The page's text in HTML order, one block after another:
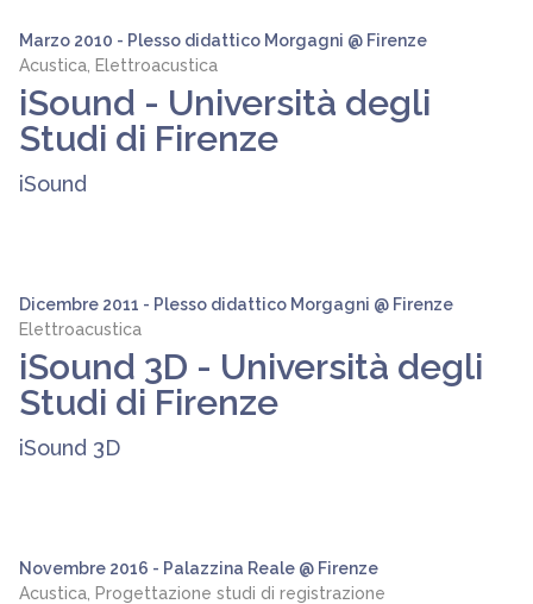
Marzo 2010 - Plesso didattico Morgagni @ Firenze
Acustica, Elettroacustica
iSound - Università degli
Studi di Firenze
iSound
Dicembre 2011 - Plesso didattico Morgagni @ Firenze
Elettroacustica
iSound 3D - Università degli
Studi di Firenze
iSound 3D
Novembre 2016 - Palazzina Reale @ Firenze
Acustica, Progettazione studi di registrazione